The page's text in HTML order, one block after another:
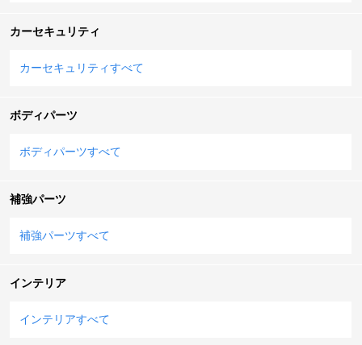
カーセキュリティ
カーセキュリティすべて
ボディパーツ
ボディパーツすべて
補強パーツ
補強パーツすべて
インテリア
インテリアすべて